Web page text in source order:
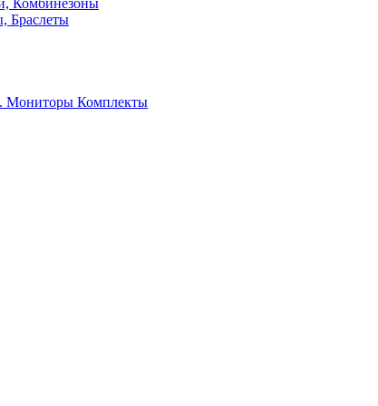
Комбинезоны
Браслеты
Мониторы Комплекты